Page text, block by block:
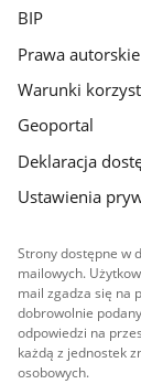
BIP
Prawa autorskie
Warunki
Geoportal
Deklaracja
Ustawienia
Strony dostępne w
mailowych.
mail zgadza się na
dobrowolnie
odpowiedzi na
każdą z jednostek
osobowych.